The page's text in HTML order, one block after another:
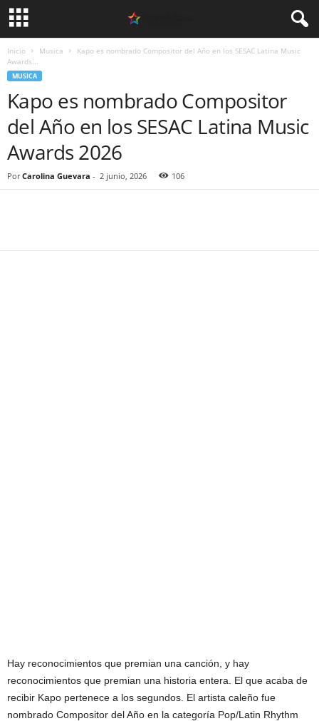
Inicio Musica
Kapo es nombrado Compositor del Año en los SESAC Latina Music
Awards...
MUSICA
Kapo es nombrado Compositor
del Año en los SESAC Latina Music
Awards 2026
Por Carolina Guevara - 2 junio, 2026 106
Hay reconocimientos que premian una canción, y hay
reconocimientos que premian una historia entera. El que acaba de
recibir Kapo pertenece a los segundos. El artista caleño fue
nombrado Compositor del Año en la categoría Pop/Latin Rhythm